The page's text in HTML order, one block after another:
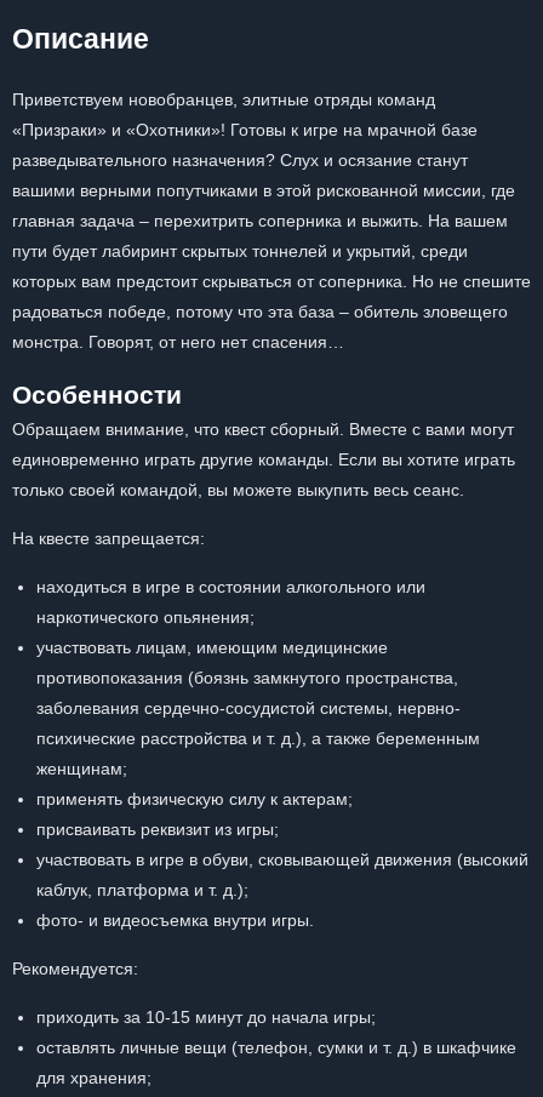
Описание
Приветствуем новобранцев, элитные отряды команд
«Призраки» и «Охотники»! Готовы к игре на мрачной базе
разведывательного назначения? Слух и осязание станут
вашими верными попутчиками в этой рискованной миссии, где
главная задача – перехитрить соперника и выжить. На вашем
пути будет лабиринт скрытых тоннелей и укрытий, среди
которых вам предстоит скрываться от соперника. Но не спешите
радоваться победе, потому что эта база – обитель зловещего
монстра. Говорят, от него нет спасения…
Особенности
Обращаем внимание, что квест сборный. Вместе с вами могут
единовременно играть другие команды. Если вы хотите играть
только своей командой, вы можете выкупить весь сеанс.
На квесте запрещается:
находиться в игре в состоянии алкогольного или
наркотического опьянения;
участвовать лицам, имеющим медицинские
противопоказания (боязнь замкнутого пространства,
заболевания сердечно-сосудистой системы, нервно-
психические расстройства и т. д.), а также беременным
женщинам;
применять физическую силу к актерам;
присваивать реквизит из игры;
участвовать в игре в обуви, сковывающей движения (высокий
каблук, платформа и т. д.);
фото- и видеосъемка внутри игры.
Рекомендуется:
приходить за 10-15 минут до начала игры;
оставлять личные вещи (телефон, сумки и т. д.) в шкафчике
для хранения;